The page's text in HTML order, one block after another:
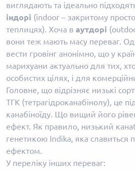
виглядають та ідеально
індорі (indoor – закритому
теплицях). Хоча в аутдорі
вони теж мають масу переваг.
вести гровінг анонімно, що у
марихуани актуально для тих,
особистих цілях, і для
Головне, що відрізняє низькі
ТГК (тетрагідроканабінолу), це
канабіноїду. Що вищий його
ефект. Як правило, низький
генетикою Indika, яка славиться
ефектом.
У переліку інших переваг: